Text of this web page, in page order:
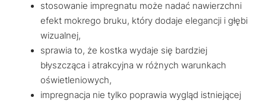
stosowanie impregnatu może nadać nawierzchni
efekt mokrego bruku, który dodaje elegancji i głębi
wizualnej,
sprawia to, że kostka wydaje się bardziej
błyszcząca i atrakcyjna w różnych warunkach
oświetleniowych,
impregnacja nie tylko poprawia wygląd istniejącej